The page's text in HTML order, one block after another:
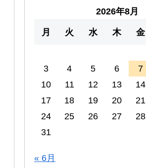
2026年8月
月 火 水 木 金
3
4 5 6 7
10
11 12 13 14
17
18 19 20 21
24
25 26 27 28
31
« 6月